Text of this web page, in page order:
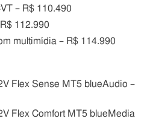
– R$ 110.490
112.990
multimídia – R$ 114.990
Flex Sense MT5 blueAudio –
Flex Comfort MT5 blueMedia